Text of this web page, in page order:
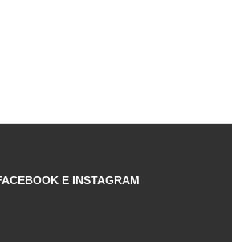
E INSTAGRAM